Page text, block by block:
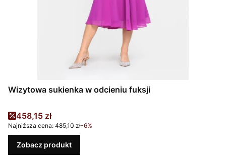
Wizytowa sukienka w odcieniu fuksji
Cena promocyjna
458,15 zł
Najniższa cena: 485,10 zł-6%
Zobacz produkt